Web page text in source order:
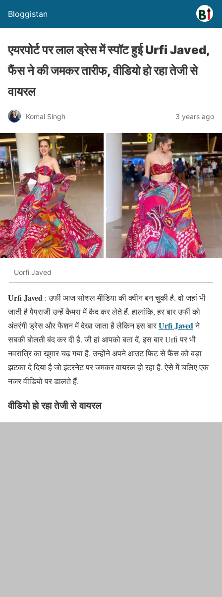
Bloggistan
एयरपोर्ट पर लाल ड्रेस में स्पॉट हुई Urfi Javed,
फैंस ने की जमकर तारीफ, वीडियो हो रहा तेजी से
वायरल
Komal Singh 3 years ago
Uorfi Javed
Urfi Javed : उर्फी आज सोशल मीडिया की क्वीन बन चुकी है. वो जहां भी
जाती है पैपराजी उन्हें कैमरा में कैद कर लेते हैं. हालांकि, हर बार उर्फी को
अंतरंगी ड्रेस और फैशन में देखा जाता है लेकिन इस बारUrfi Javedने
सबकी बोलती बंद कर दी है. जी हां आपको बता दें, इस बार Urfi पर भी
नवरात्रि का खुमार चढ़ गया है. उन्होंने अपने आउट फिट से फैंस को बड़ा
झटका दे दिया है जो इंटरनेट पर जमकर वायरल हो रहा है. ऐसे में चलिए एक
नजर वीडियो पर डालते हैं.
वीडियो हो रहा तेजी से वायरल